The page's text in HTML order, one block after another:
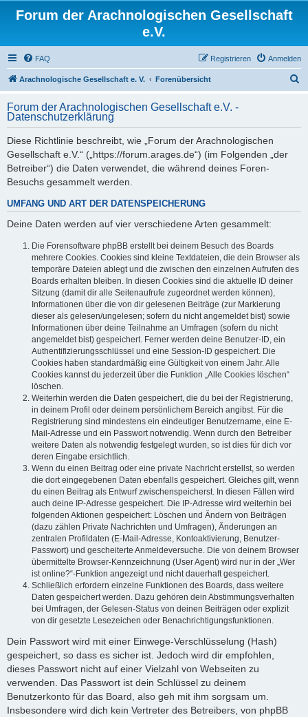
Forum der Arachnologischen Gesellschaft
e.V.
FAQ Anmelden
Registrieren
Arachnologische Gesellschaft e. V. Forenübersicht
h
Forum der Arachnologischen Gesellschaft e.V. -
Datenschutzerklärung
Diese Richtlinie beschreibt, wie „Forum der Arachnologischen
Gesellschaft e.V.“ („https://forum.arages.de“) (im Folgenden „der
Betreiber“) die Daten verwendet, die während deines Foren-
Besuchs gesammelt werden.
UMFANG UND ART DER DATENSPEICHERUNG
Deine Daten werden auf vier verschiedene Arten gesammelt:
Die Forensoftware phpBB erstellt bei deinem Besuch des Boards
mehrere Cookies. Cookies sind kleine Textdateien, die dein Browser als
temporäre Dateien ablegt und die zwischen den einzelnen Aufrufen des
Boards erhalten bleiben. In diesen Cookies sind die aktuelle ID deiner
Sitzung (damit dir alle Seitenaufrufe zugeordnet werden können),
Informationen über die von dir gelesenen Beiträge (zur Markierung
dieser als gelesen/ungelesen; sofern du nicht angemeldet bist) sowie
Informationen über deine Teilnahme an Umfragen (sofern du nicht
angemeldet bist) gespeichert. Ferner werden deine Benutzer-ID, ein
Authentifizierungsschlüssel und eine Session-ID gespeichert. Die
Cookies haben standardmäßig eine Gültigkeit von einem Jahr. Alle
Cookies kannst du jederzeit über die Funktion „Alle Cookies löschen“
löschen.
Weiterhin werden die Daten gespeichert, die du bei der Registrierung,
in deinem Profil oder deinem persönlichem Bereich angibst. Für die
Registrierung sind mindestens ein eindeutiger Benutzername, eine E-
Mail-Adresse und ein Passwort notwendig. Wenn durch den Betreiber
weitere Daten als notwendig festgelegt wurden, so ist dies für dich vor
deren Eingabe ersichtlich.
Wenn du einen Beitrag oder eine private Nachricht erstellst, so werden
die dort eingegebenen Daten ebenfalls gespeichert. Gleiches gilt, wenn
du einen Beitrag als Entwurf zwischenspeicherst. In diesen Fällen wird
auch deine IP-Adresse gespeichert. Die IP-Adresse wird weiterhin bei
folgenden Aktionen gespeichert: Löschen und Ändern von Beiträgen
(dazu zählen Private Nachrichten und Umfragen), Änderungen an
zentralen Profildaten (E-Mail-Adresse, Kontoaktivierung, Benutzer-
Passwort) und gescheiterte Anmeldeversuche. Die von deinem Browser
übermittelte Browser-Kennzeichnung (User Agent) wird nur in der „Wer
ist online?“-Funktion angezeigt und nicht dauerhaft gespeichert.
Schließlich erfordern einzelne Funktionen des Boards, dass weitere
Daten gespeichert werden. Dazu gehören dein Abstimmungsverhalten
bei Umfragen, der Gelesen-Status von deinen Beiträgen oder explizit
von dir gesetzte Lesezeichen oder Benachrichtigungsfunktionen.
Dein Passwort wird mit einer Einwege-Verschlüsselung (Hash)
gespeichert, so dass es sicher ist. Jedoch wird dir empfohlen,
dieses Passwort nicht auf einer Vielzahl von Webseiten zu
verwenden. Das Passwort ist dein Schlüssel zu deinem
Benutzerkonto für das Board, also geh mit ihm sorgsam um.
Insbesondere wird dich kein Vertreter des Betreibers, von phpBB